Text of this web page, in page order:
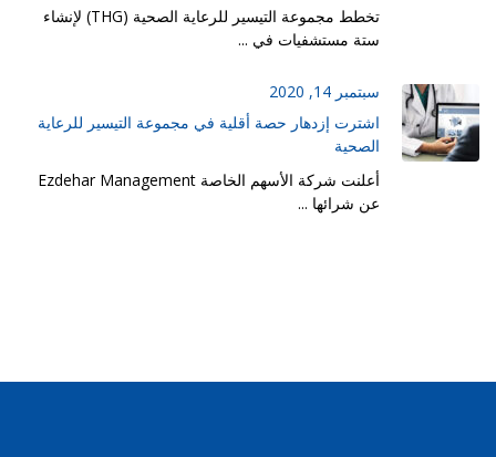
تخطط مجموعة التيسير للرعاية الصحية (THG) لإنشاء
ستة مستشفيات في ...
سبتمبر 14, 2020
اشترت إزدهار حصة أقلية في مجموعة التيسير للرعاية
الصحية
أعلنت شركة الأسهم الخاصة Ezdehar Management
عن شرائها ...